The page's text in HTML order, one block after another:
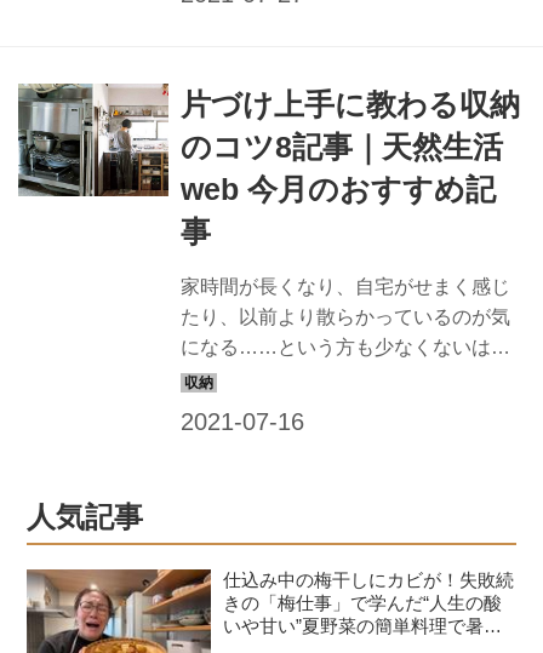
片づけ上手に教わる収納
のコツ8記事｜天然生活
web 今月のおすすめ記
事
家時間が長くなり、自宅がせまく感じ
たり、以前より散らかっているのが気
になる……という方も少なくないは
ず。悩みがつきない「収納」の工夫や
人気記事
仕込み中の梅干しにカビが！失敗続
きの「梅仕事」で学んだ“人生の酸
いや甘い”夏野菜の簡単料理で暑さ